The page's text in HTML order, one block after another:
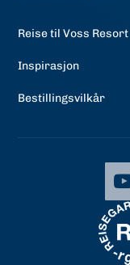
Reise til Voss Resort
Inspirasjon
Bestillingsvilkår